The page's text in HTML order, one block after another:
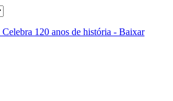
120 anos de história - Baixar